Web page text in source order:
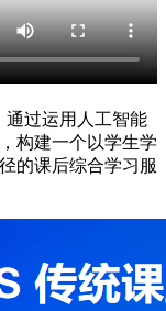
通过运用人工智能
构建一个以学生学
的课后综合学习服